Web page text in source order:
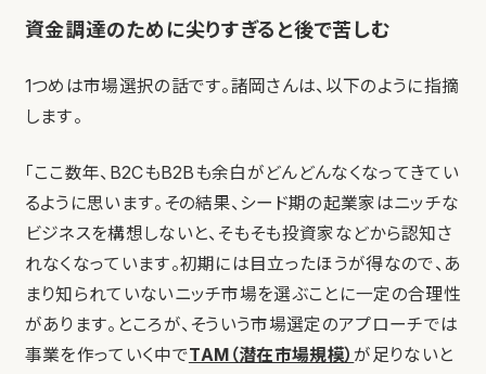
資金調達のために尖りすぎると後で苦しむ
1つめは市場選択の話です。諸岡さんは、以下のように指摘
します。
「ここ数年、B2CもB2Bも余白がどんどんなくなってきてい
るように思います。その結果、シード期の起業家はニッチな
ビジネスを構想しないと、そもそも投資家などから認知さ
れなくなっています。初期には目立ったほうが得なので、あ
まり知られていないニッチ市場を選ぶことに一定の合理性
があります。ところが、そういう市場選定のアプローチでは
事業を作っていく中でTAM（潜在市場規模） が足りないと